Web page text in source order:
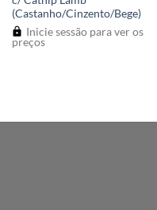
(Castanho/Cinzento/Bege)
Inicie sessão para ver os
preços